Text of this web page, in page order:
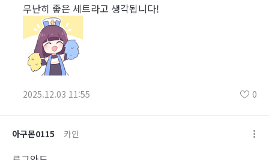
무난히 좋은 세트라고 생각됩니다!
2025.12.03 11:55 0
아구몬0115 카인